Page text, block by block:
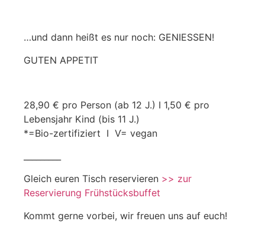
…und dann heißt es nur noch: GENIESSEN!
GUTEN APPETIT
28,90 € pro Person (ab 12 J.) I 1,50 € pro
Lebensjahr Kind (bis 11 J.)
*=Bio-zertifiziert I Ѵ= vegan
Gleich euren Tisch reservieren >> zur
Reservierung Frühstücksbuffet
Kommt gerne vorbei, wir freuen uns auf euch!